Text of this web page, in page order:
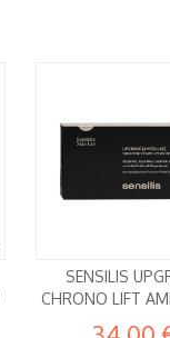
SENSILIS
CHRONO LIFT